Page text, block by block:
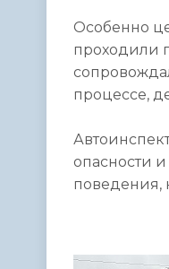
Особенно
проходили
процессе,
опасности
поведения,